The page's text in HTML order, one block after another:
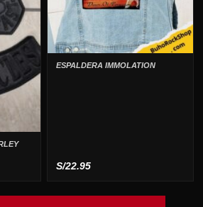
ESPALDERA IMMOLATION
S/22.95